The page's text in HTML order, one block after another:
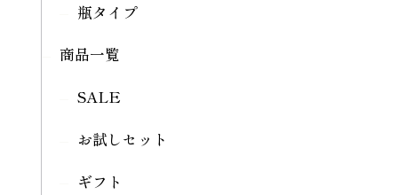
瓶タイプ
商品一覧
SALE
お試しセット
ギフト